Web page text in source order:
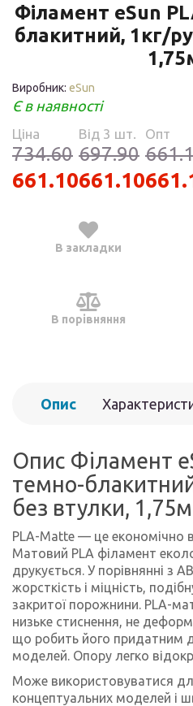
Філамент eSun
блакитний, 1кг/
Виробник: eSun
Є в наявності
Ціна
734.60
661.10
Від 3 шт.
697.90
661.10
Опт
В закладки
В порівняння
Опис
Опис Філамент
темно-
без втулки,
PLA-Matte — це економічно
Матовий PLA філамент
друкується. У порівнянні з
жорсткість і міцність,
закритої порожнини. PLA-
низьке стиснення, не
що робить його придатним
моделей. Опору легко
Може використовуватися
концептуальних моделей і